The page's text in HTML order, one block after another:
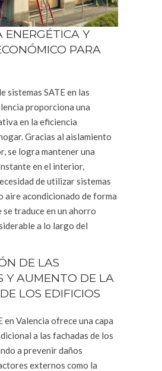
ENERGÉTICA Y
PARA
sistemas SATE en las
proporciona una
en la eficiencia
Gracias al aislamiento
se logra mantener una
en el interior,
de utilizar sistemas
aire acondicionado de forma
se traduce en un ahorro
a lo largo del
DE LAS
Y AUMENTO DE LA
LOS EDIFICIOS
en Valencia ofrece una capa
a las fachadas de los
a prevenir daños
externos como la